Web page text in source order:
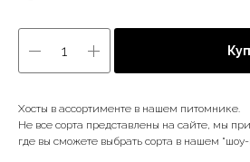
Хосты в ассортименте в нашем питомнике.
Не все сорта представлены на сайте, мы
где вы сможете выбрать сорта в нашем